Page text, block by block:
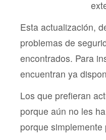
Esta actualización,
problemas de
encontrados. Para
encuentran ya
Los que prefieran
porque aún no les
porque